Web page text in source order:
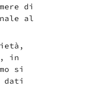
di
al
in
si
dati